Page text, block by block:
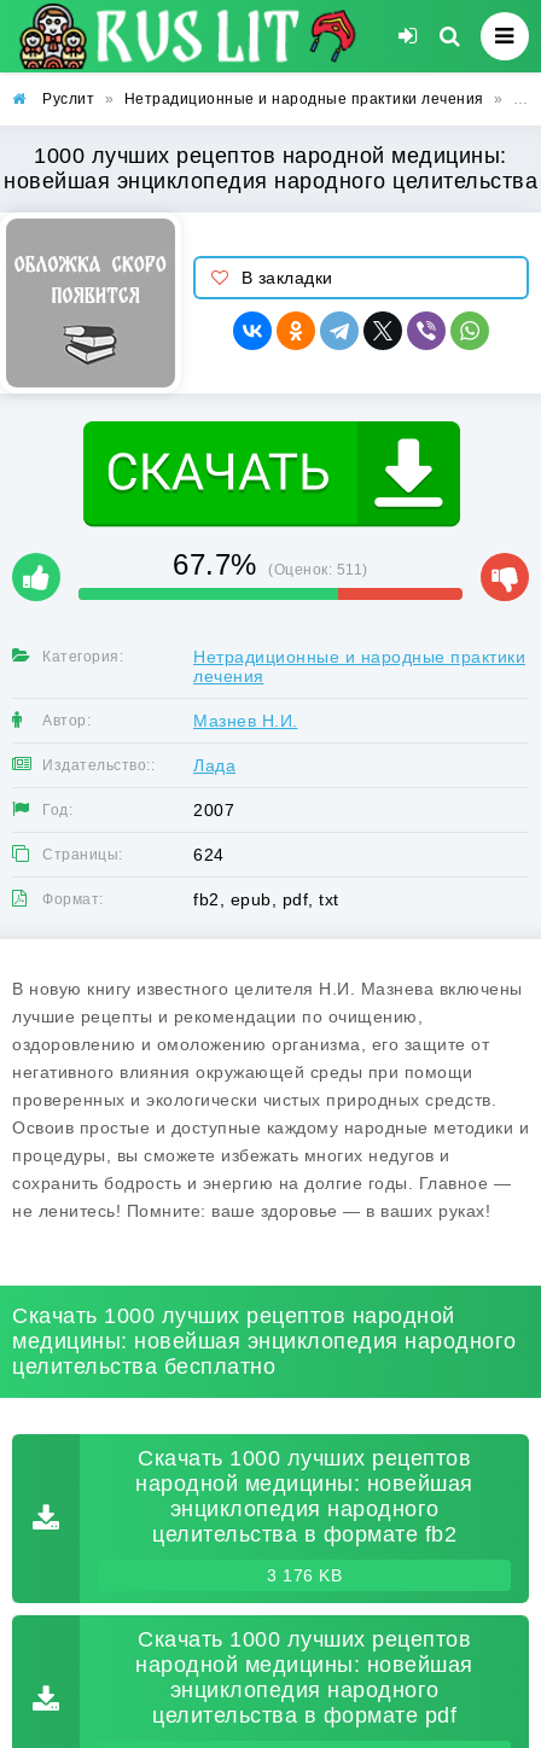
Руслит » Нетрадиционные и народные практики лечения »
1000 лучших рецептов народной медицины:
новейшая энциклопедия народного целительства
В закладки
67.7% (Оценок: 511)
Категория:
Нетрадиционные и народные практики
лечения
Автор: Мазнев Н.И.
Издательство:: Лада
Год: 2007
Страницы: 624
Формат: fb2, epub, pdf, txt
В новую книгу известного целителя Н.И. Мазнева включены
лучшие рецепты и рекомендации по очищению,
оздоровлению и омоложению организма, его защите от
негативного влияния окружающей среды при помощи
проверенных и экологически чистых природных средств.
Освоив простые и доступные каждому народные методики и
процедуры, вы сможете избежать многих недугов и
сохранить бодрость и энергию на долгие годы. Главное —
не ленитесь! Помните: ваше здоровье — в ваших руках!
Скачать 1000 лучших рецептов народной
медицины: новейшая энциклопедия народного
целительства бесплатно
Скачать 1000 лучших рецептов
народной медицины: новейшая
энциклопедия народного
целительства в формате fb2
3 176 KB
Скачать 1000 лучших рецептов
народной медицины: новейшая
энциклопедия народного
целительства в формате pdf